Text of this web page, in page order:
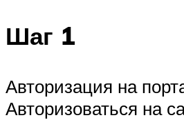
Шаг 1
Авторизация на
Авторизоваться на